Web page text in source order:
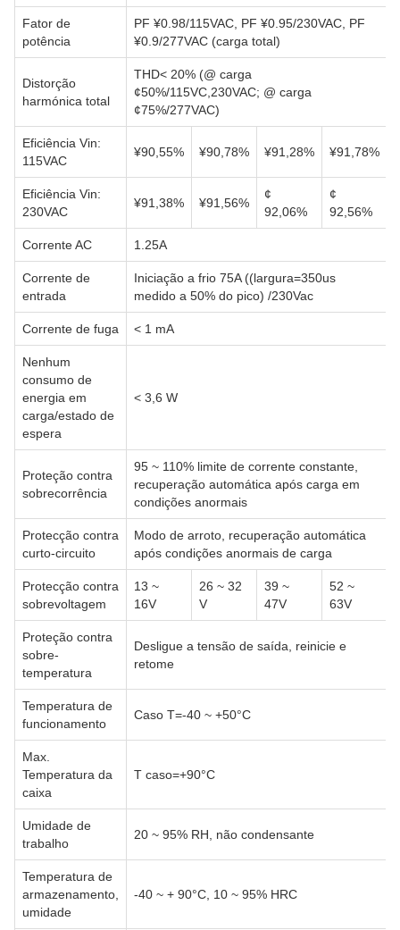
Fator de
potência
PF ¥0.98/115VAC, PF ¥0.95/230VAC, PF
¥0.9/277VAC (carga total)
Distorção
harmónica total
THD< 20% (@ carga
¢50%/115VC,230VAC; @ carga
¢75%/277VAC)
Eficiência Vin:
115VAC
¥90,55% ¥90,78% ¥91,28% ¥91,78%
Eficiência Vin:
230VAC
¥91,38% ¥91,56%
¢
92,06%
¢
92,56%
Corrente AC 1.25A
Corrente de
entrada
Iniciação a frio 75A ((largura=350us
medido a 50% do pico) /230Vac
Corrente de fuga < 1 mA
Nenhum
consumo de
energia em
carga/estado de
espera
< 3,6 W
Proteção contra
sobrecorrência
95 ~ 110% limite de corrente constante,
recuperação automática após carga em
condições anormais
Protecção contra
curto-circuito
Modo de arroto, recuperação automática
após condições anormais de carga
Protecção contra
sobrevoltagem
13 ~
16V
26 ~ 32
V
39 ~
47V
52 ~
63V
Proteção contra
sobre-
temperatura
Desligue a tensão de saída, reinicie e
retome
Temperatura de
funcionamento
Caso T=-40 ~ +50°C
Max.
Temperatura da
caixa
T caso=+90°C
Umidade de
trabalho
20 ~ 95% RH, não condensante
Temperatura de
armazenamento,
umidade
-40 ~ + 90°C, 10 ~ 95% HRC